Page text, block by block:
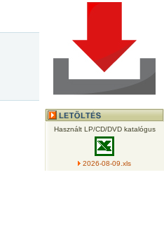
Használt LP/CD/DVD katalógus
2026-08-09.xls